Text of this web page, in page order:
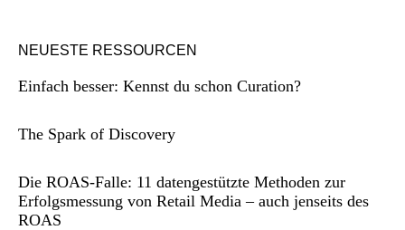
NEUESTE RESSOURCEN
Einfach besser: Kennst du schon Curation?
The Spark of Discovery
Die ROAS-Falle: 11 datengestützte Methoden zur
Erfolgsmessung von Retail Media – auch jenseits des
ROAS